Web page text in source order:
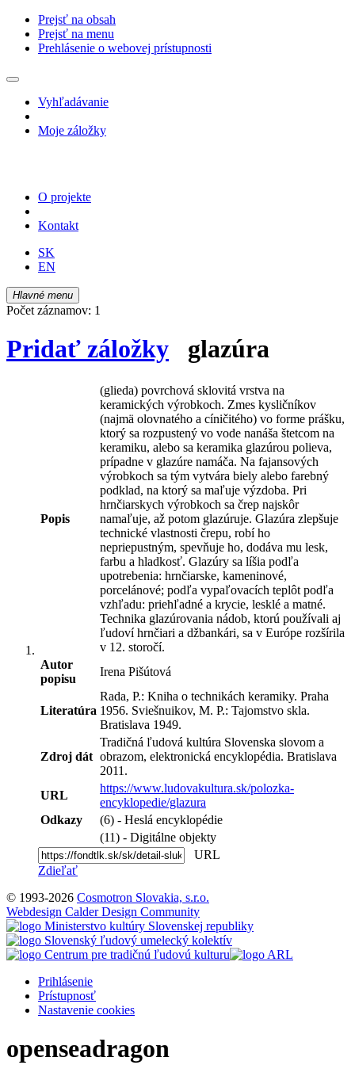
Prejsť na obsah
Prejsť na menu
Prehlásenie o webovej prístupnosti
Vyhľadávanie
Moje záložky
O projekte
Kontakt
SK
EN
Hlavné menu
Počet záznamov: 1
Pridať záložky glazúra
Popis
(glieda) povrchová sklovitá vrstva na
keramických výrobkoch. Zmes kysličníkov
(najmä olovnatého a cíničitého) vo forme prášku,
ktorý sa rozpustený vo vode nanáša štetcom na
keramiku, alebo sa keramika glazúrou polieva,
prípadne v glazúre namáča. Na fajansových
výrobkoch sa tým vytvára biely alebo farebný
podklad, na ktorý sa maľuje výzdoba. Pri
hrnčiarskych výrobkoch sa črep najskôr
namaľuje, až potom glazúruje. Glazúra zlepšuje
technické vlastnosti črepu, robí ho
nepriepustným, spevňuje ho, dodáva mu lesk,
farbu a hladkosť. Glazúry sa líšia podľa
upotrebenia: hrnčiarske, kameninové,
porcelánové; podľa vypaľovacích teplôt podľa
vzhľadu: priehľadné a krycie, lesklé a matné.
Technika glazúrovania nádob, ktorú používali aj
ľudoví hrnčiari a džbankári, sa v Európe rozšírila
v 12. storočí.
Autor
popisu
Irena Pišútová
Literatúra
Rada, P.: Kniha o technikách keramiky. Praha
1956. Sviešnuikov, M. P.: Tajomstvo skla.
Bratislava 1949.
Zdroj dát
Tradičná ľudová kultúra Slovenska slovom a
obrazom, elektronická encyklopédia. Bratislava
2011.
URL
https://www.ludovakultura.sk/polozka-
encyklopedie/glazura
Odkazy
(6) - Heslá encyklopédie
(11) - Digitálne objekty
URL
Zdieľať
© 1993-2026 Cosmotron Slovakia, s.r.o.
Webdesign Calder Design Community
Prihlásenie
Prístupnosť
Nastavenie cookies
openseadragon